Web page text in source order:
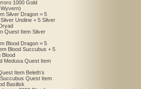
1000 Gold
Silver Dragon = 5
Undine + 5 Silver
Quest Item Silver
Blood Dragon = 5
Blood Succubus + 5
Blood
Medusa Quest Item
Item Beleth’s
Quest Item
Basilisk